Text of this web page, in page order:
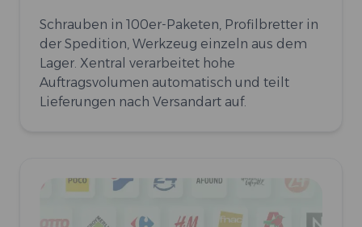
Schrauben in 100er-Paketen, Profilbretter in
der Spedition, Werkzeug einzeln aus dem
Lager. Xentral verarbeitet hohe
Auftragsvolumen automatisch und teilt
Lieferungen nach Versandart auf.